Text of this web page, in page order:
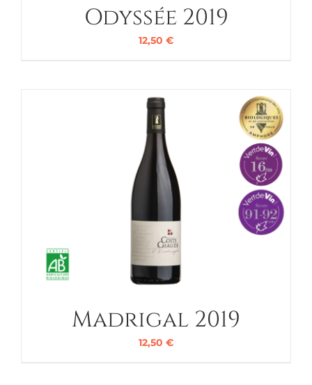
Odyssée 2019
12,50 €
Madrigal 2019
12,50 €